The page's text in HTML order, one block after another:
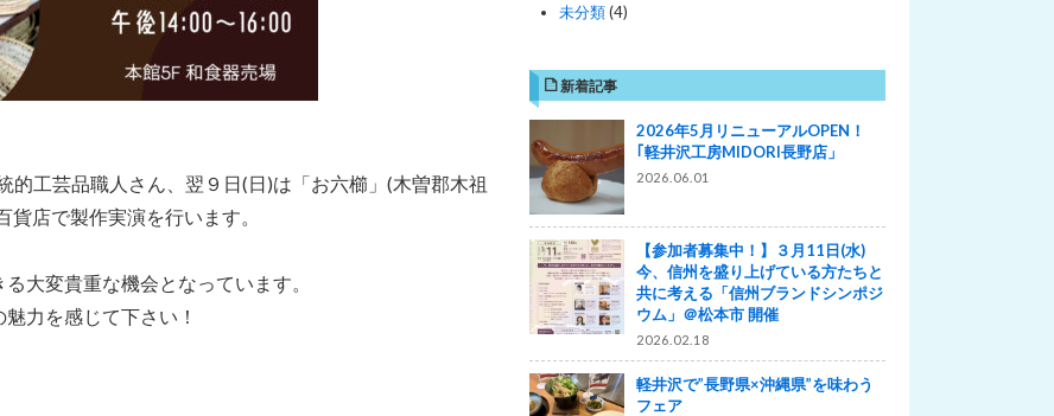
的工芸品職人さん、翌９日(日)は「お六櫛」(木曽郡木祖
店で製作実演を行います。
大変貴重な機会となっています。
力を感じて下さい！
未分類(4)
新着記事
2026年5月リニューアルOPEN！
｢軽井沢工房MIDORI長野店」
2026.06.01
【参加者募集中！】３月11日(水)
今、信州を盛り上げている方たちと
共に考える「信州ブランドシンポジ
ウム」＠松本市 開催
2026.02.18
軽井沢で”長野県×沖縄県”を味わう
フェア